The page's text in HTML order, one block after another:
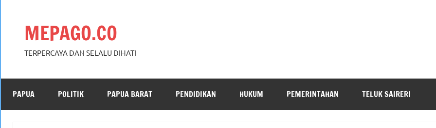
MEPAGO.CO
TERPERCAYA DAN SELALU DIHATI
PAPUA POLITIK PAPUA BARAT PENDIDIKAN HUKUM PEMERINTAHAN TELUK SAIRERI